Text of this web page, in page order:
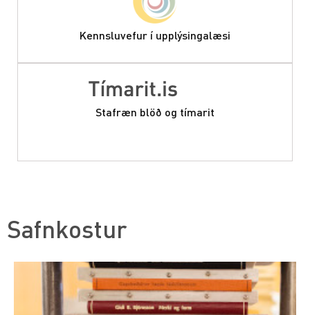
Kennsluvefur í upplýsingalæsi
Stafræn blöð og tímarit
Safnkostur